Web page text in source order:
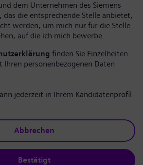
dem Unternehmen des Siemens
das die entsprechende Stelle anbietet,
werden, um mich nur für die Stelle
auf die ich mich bewerbe.
finden Sie Einzelheiten
personenbezogenen Daten
jederzeit in Ihrem Kandidatenprofil
Abbrechen
Bestätigt